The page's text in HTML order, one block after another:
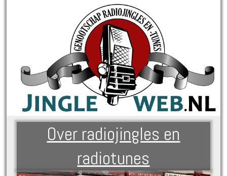
Over radiojingles en
radiotunes